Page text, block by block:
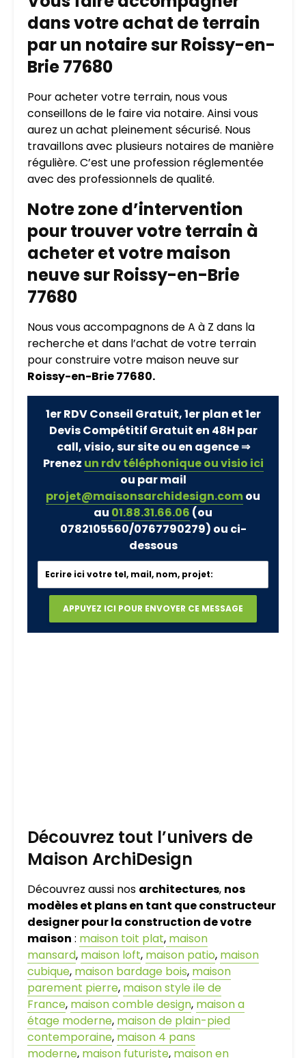
dans votre achat de terrain
par un notaire sur Roissy-en-
Brie 77680
Pour acheter votre terrain, nous vous
conseillons de le faire via notaire. Ainsi vous
aurez un achat pleinement sécurisé. Nous
travaillons avec plusieurs notaires de manière
régulière. C’est une profession réglementée
avec des professionnels de qualité.
Notre zone d’intervention
pour trouver votre terrain à
acheter et votre maison
neuve sur Roissy-en-Brie
77680
Nous vous accompagnons de A à Z dans la
recherche et dans l’achat de votre terrain
pour construire votre maison neuve sur
Roissy-en-Brie 77680.
1er RDV Conseil Gratuit, 1er plan et 1er
Devis Compétitif Gratuit en 48H par
call, visio, sur site ou en agence ⇒
Prenez un rdv téléphonique ou visio ici
ou par mail
projet@maisonsarchidesign.comou
au 01.88.31.66.06 (ou
0782105560/0767790279) ou ci-
dessous
Découvrez tout l’univers de
Maison ArchiDesign
Découvrez aussi nos architectures, nos
modèles et plans en tant que constructeur
designer pour la construction de votre
maison : maison toit plat, maison
mansard, maison loft, maison patio, maison
cubique, maison bardage bois, maison
parement pierre, maison style ile de
France, maison comble design, maison a
étage moderne, maison de plain-pied
contemporaine, maison 4 pans
moderne, maison futuriste, maison en